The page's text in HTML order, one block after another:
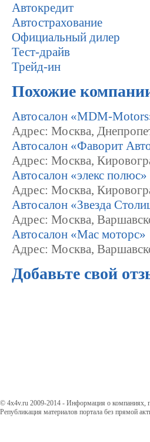
Автокредит
Автострахование
Официальный дилер
Тест-драйв
Трейд-ин
Похожие
Автосалон «MDM-
Адрес: Москва,
Автосалон «Фаворит
Адрес: Москва,
Автосалон «элекс полюс»
Адрес: Москва,
Автосалон «Звезда
Адрес: Москва,
Автосалон «Мас моторс»
Адрес: Москва,
Добавьте свой
© 4x4v.ru 2009-2014 - Информация о компаниях,
Републикация материалов портала без прямой